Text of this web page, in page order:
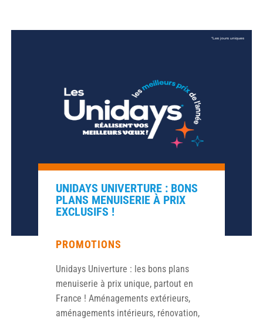
UNIDAYS UNIVERTURE : BONS
PLANS MENUISERIE À PRIX
EXCLUSIFS !
PROMOTIONS
Unidays Univerture : les bons plans
menuiserie à prix unique, partout en
France ! Aménagements extérieurs,
aménagements intérieurs, rénovation,